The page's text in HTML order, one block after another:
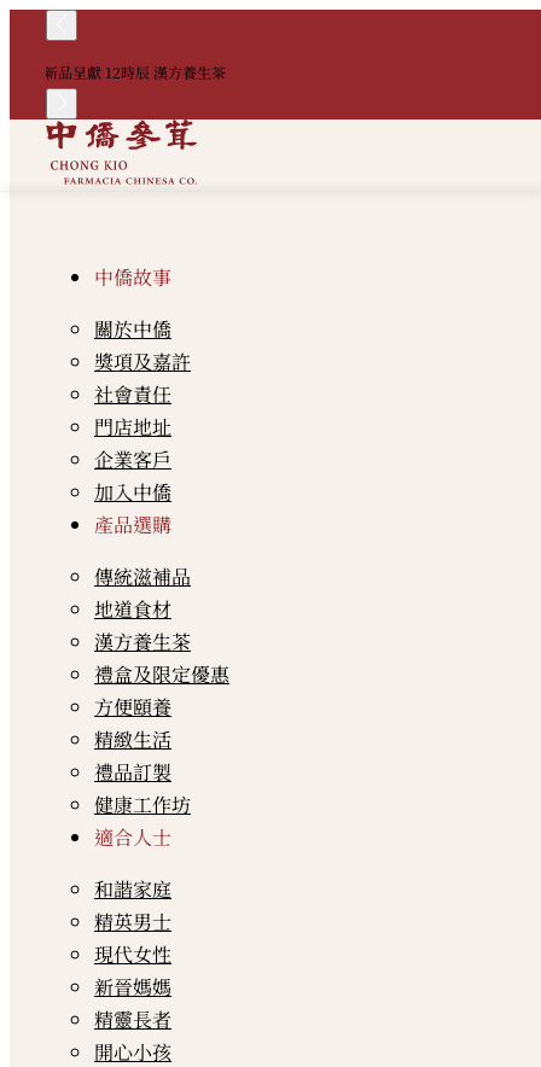
新品呈獻 12時辰 漢方養生茶
中僑故事
關於中僑
獎項及嘉許
社會責任
門店地址
企業客戶
加入中僑
產品選購
傳統滋補品
地道食材
漢方養生茶
禮盒及限定優惠
方便頤養
精緻生活
禮品訂製
健康工作坊
適合人士
和諧家庭
精英男士
現代女性
新晉媽媽
精靈長者
開心小孩